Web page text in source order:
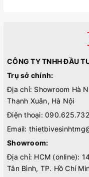
CÔNG TY TNHH ĐẦU
Trụ sở chính:
Địa chỉ: Showroom Hà
Thanh Xuân, Hà Nội
Điện thoại:
Email:
Showroom:
Địa chỉ: HCM (online):
Tân Bình, TP. Hồ Chí